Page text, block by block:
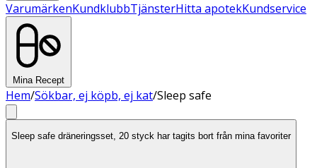
VarumärkenKundklubbTjänsterHitta apotekKundservice
Mina Recept
Hem/Sökbar, ej köpb, ej kat/Sleep safe
Sleep safe dräneringsset, 20 styck har tagits bort från mina favoriter